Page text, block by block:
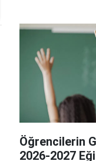
Öğrencilerin
2026-2027